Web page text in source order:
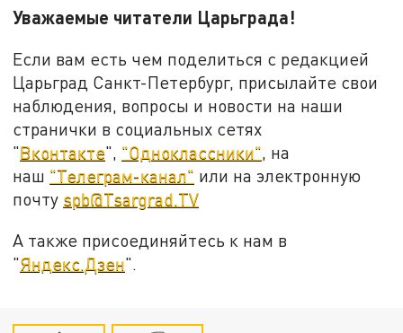
Уважаемые читатели Царьграда!
Если вам есть чем поделиться с редакцией
Царьград Санкт-Петербург, присылайте свои
наблюдения, вопросы и новости на наши
странички в социальных сетях
"Вконтакте", "Одноклассники", на
наш "Телеграм-канал" или на электронную
почту spb@Tsargrad.TV
А также присоединяйтесь к нам в
"Яндекс.Дзен".